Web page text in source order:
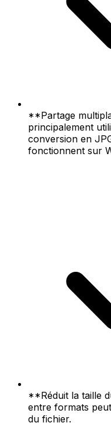
**Partage
principalement
conversion en
fonctionnent sur
**Réduit la taille
entre formats
du fichier.